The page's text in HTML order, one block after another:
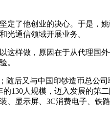
了他创业的决心。于是，
光通信领域开展业务。
样做，原因在于从代理国
。
后又与中国印钞造币总公
130人规模，迈入发展的第
显示屏、3C消费电子、铁